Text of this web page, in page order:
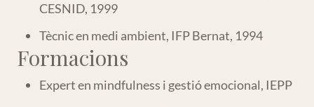
CESNID, 1999
Tècnic en medi ambient, IFP Bernat, 1994
Formacions
Expert en mindfulness i gestió emocional, IEPP